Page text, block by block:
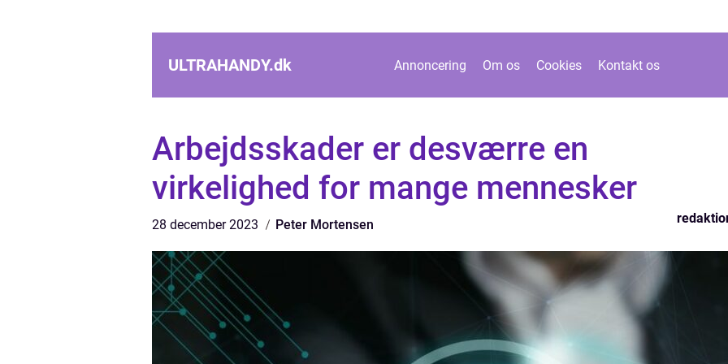
ULTRAHANDY.dk Annoncering Om os Cookies Kontakt os
Arbejdsskader er desværre en
virkelighed for mange mennesker
28 december 2023 Peter Mortensen